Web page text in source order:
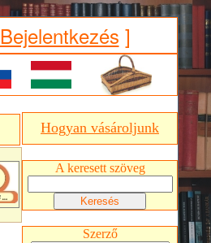
Bejelentkezés ]
Hogyan vásároljunk
A keresett szöveg
Szerző